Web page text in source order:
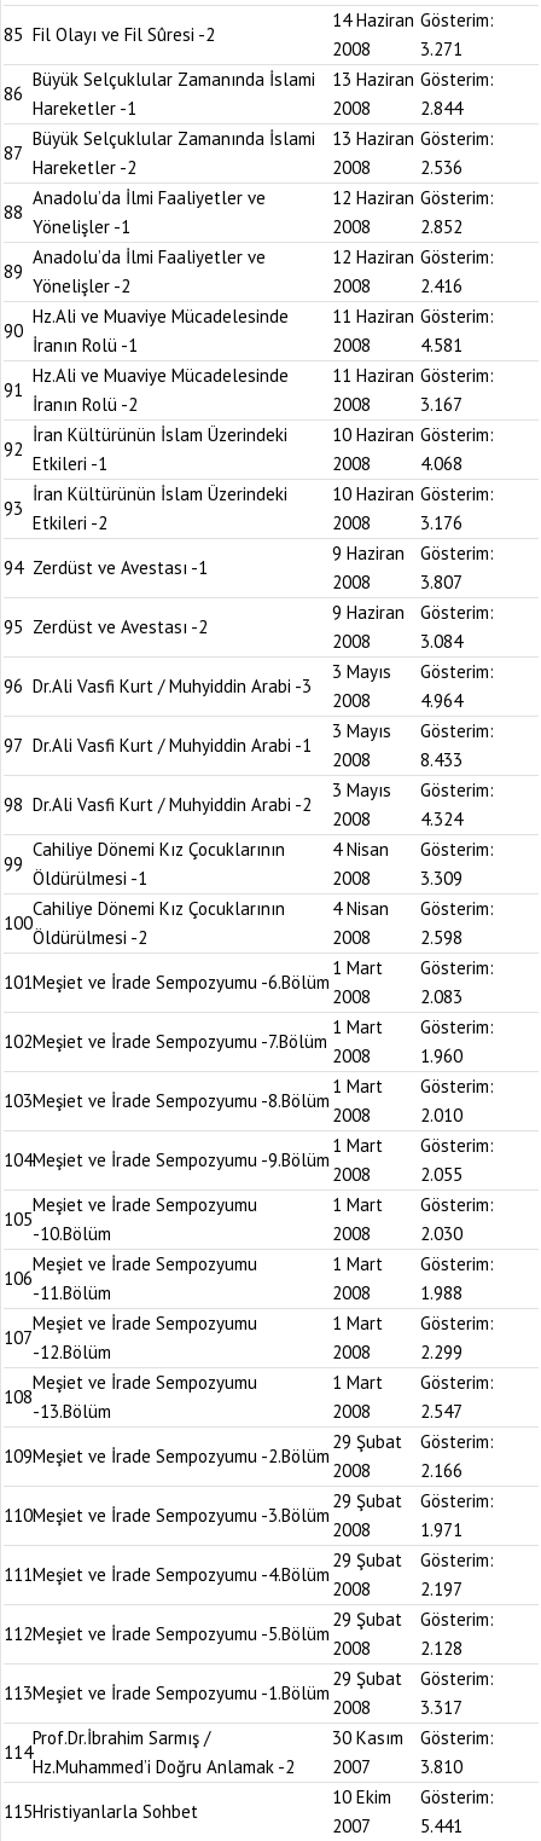
85 Fil Olayı ve Fil Sûresi -2
14 Haziran
2008
Gösterim:
3.271
86
Büyük Selçuklular Zamanında İslami
Hareketler -1
13 Haziran
2008
Gösterim:
2.844
87
Büyük Selçuklular Zamanında İslami
Hareketler -2
13 Haziran
2008
Gösterim:
2.536
88
Anadolu’da İlmi Faaliyetler ve
Yönelişler -1
12 Haziran
2008
Gösterim:
2.852
89
Anadolu’da İlmi Faaliyetler ve
Yönelişler -2
12 Haziran
2008
Gösterim:
2.416
90
Hz.Ali ve Muaviye Mücadelesinde
İranın Rolü -1
11 Haziran
2008
Gösterim:
4.581
91
Hz.Ali ve Muaviye Mücadelesinde
İranın Rolü -2
11 Haziran
2008
Gösterim:
3.167
92
İran Kültürünün İslam Üzerindeki
Etkileri -1
10 Haziran
2008
Gösterim:
4.068
93
İran Kültürünün İslam Üzerindeki
Etkileri -2
10 Haziran
2008
Gösterim:
3.176
94 Zerdüst ve Avestası -1
9 Haziran
2008
Gösterim:
3.807
95 Zerdüst ve Avestası -2
9 Haziran
2008
Gösterim:
3.084
96 Dr.Ali Vasfi Kurt / Muhyiddin Arabi -3
3 Mayıs
2008
Gösterim:
4.964
97 Dr.Ali Vasfi Kurt / Muhyiddin Arabi -1
3 Mayıs
2008
Gösterim:
8.433
98 Dr.Ali Vasfi Kurt / Muhyiddin Arabi -2
3 Mayıs
2008
Gösterim:
4.324
99
Cahiliye Dönemi Kız Çocuklarının
Öldürülmesi -1
4 Nisan
2008
Gösterim:
3.309
100
Cahiliye Dönemi Kız Çocuklarının
Öldürülmesi -2
4 Nisan
2008
Gösterim:
2.598
101Meşiet ve İrade Sempozyumu -6.Bölüm
1 Mart
2008
Gösterim:
2.083
102Meşiet ve İrade Sempozyumu -7.Bölüm
1 Mart
2008
Gösterim:
1.960
103Meşiet ve İrade Sempozyumu -8.Bölüm
1 Mart
2008
Gösterim:
2.010
104Meşiet ve İrade Sempozyumu -9.Bölüm
1 Mart
2008
Gösterim:
2.055
105
Meşiet ve İrade Sempozyumu
-10.Bölüm
1 Mart
2008
Gösterim:
2.030
106
Meşiet ve İrade Sempozyumu
-11.Bölüm
1 Mart
2008
Gösterim:
1.988
107
Meşiet ve İrade Sempozyumu
-12.Bölüm
1 Mart
2008
Gösterim:
2.299
108
Meşiet ve İrade Sempozyumu
-13.Bölüm
1 Mart
2008
Gösterim:
2.547
109Meşiet ve İrade Sempozyumu -2.Bölüm
29 Şubat
2008
Gösterim:
2.166
110Meşiet ve İrade Sempozyumu -3.Bölüm
29 Şubat
2008
Gösterim:
1.971
111Meşiet ve İrade Sempozyumu -4.Bölüm
29 Şubat
2008
Gösterim:
2.197
112Meşiet ve İrade Sempozyumu -5.Bölüm
29 Şubat
2008
Gösterim:
2.128
113Meşiet ve İrade Sempozyumu -1.Bölüm
29 Şubat
2008
Gösterim:
3.317
114
Prof.Dr.İbrahim Sarmış /
Hz.Muhammed’i Doğru Anlamak -2
30 Kasım
2007
Gösterim:
3.810
115Hristiyanlarla Sohbet
10 Ekim
2007
Gösterim:
5.441